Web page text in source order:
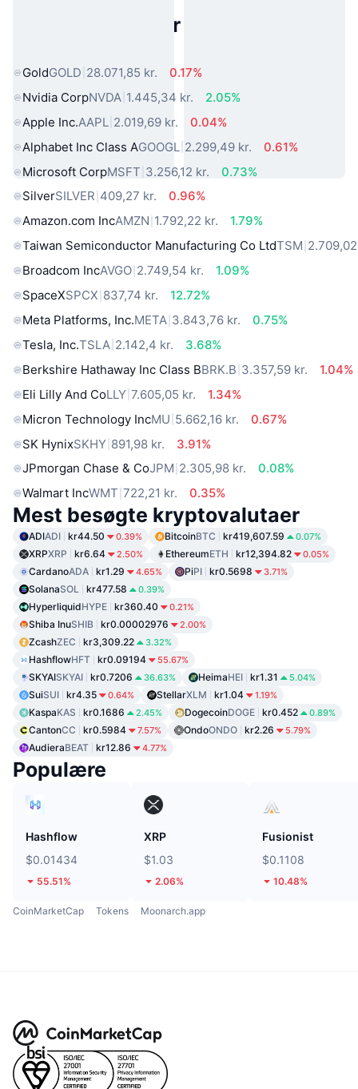
Populære aktiver fra den virkelige
GoldGOLD 28.071,85 kr.
0.17%
Nvidia CorpNVDA 1.445,34 kr.
2.05%
Apple Inc.AAPL 2.019,69 kr.
0.04%
Alphabet Inc Class AGOOGL 2.299,49 kr.
0.61%
Microsoft CorpMSFT 3.256,12 kr.
0.73%
SilverSILVER 409,27 kr.
0.96%
Amazon.com IncAMZN 1.792,22 kr.
1.79%
Taiwan Semiconductor Manufacturing Co LtdTSM
Broadcom IncAVGO 2.749,54 kr.
1.09%
SpaceXSPCX 837,74 kr.
12.72%
Meta Platforms, Inc.META 3.843,76 kr.
0.75%
Tesla, Inc.TSLA 2.142,4 kr.
3.68%
Berkshire Hathaway Inc Class BBRK.B 3.357,59 kr.
1.04%
Eli Lilly And CoLLY 7.605,05 kr.
1.34%
Micron Technology IncMU 5.662,16 kr.
0.67%
SK HynixSKHY 891,98 kr.
3.91%
JPmorgan Chase & CoJPM 2.305,98 kr.
0.08%
Walmart IncWMT 722,21 kr. 0.35%
Mest besøgte kryptovalutaer
ADIADI kr44.50 0.39% BitcoinBTC kr419,607.59 0.07%
XRPXRP kr6.64 2.50% EthereumETH kr12,394.82 0.05%
CardanoADA kr1.29 4.65% PiPI kr0.5698 3.71%
SolanaSOL kr477.58 0.39%
HyperliquidHYPE kr360.40 0.21%
Shiba InuSHIB kr0.00002976 2.00%
ZcashZEC kr3,309.22 3.32%
HashflowHFT kr0.09194 55.67%
SKYAISKYAI kr0.7206 36.63% HeimaHEI kr1.31 5.04%
SuiSUI kr4.35 0.64% StellarXLM kr1.04 1.19%
KaspaKAS kr0.1686 2.45% DogecoinDOGE kr0.452 0.89%
CantonCC kr0.5984 7.57% OndoONDO kr2.26 5.79%
AudieraBEAT kr12.86 4.77%
Populære
Hashflow
$0.01434
55.51%
XRP
$1.03
2.06%
Fusionist
$0.1108
10.48%
CoinMarketCap Tokens Moonarch.app